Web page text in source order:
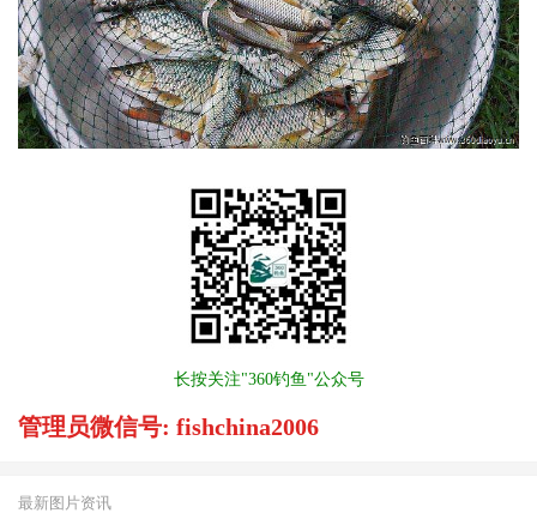
长按关注"360钓鱼"公众号
管理员微信号: fishchina2006
最新图片资讯